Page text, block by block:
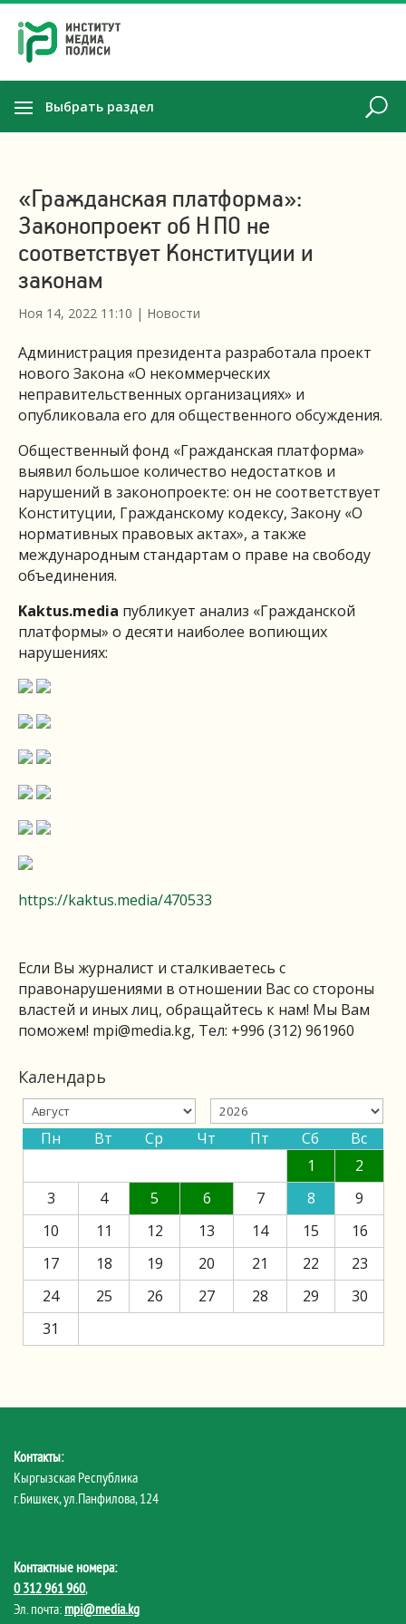
Выбрать раздел
«Гражданская платформа»:
Законопроект об НПО не
соответствует Конституции и
законам
Ноя 14, 2022 11:10 | Новости
Администрация президента разработала проект
нового Закона «О некоммерческих
неправительственных организациях» и
опубликовала его для общественного обсуждения.
Общественный фонд «Гражданская платформа»
выявил большое количество недостатков и
нарушений в законопроекте: он не соответствует
Конституции, Гражданскому кодексу, Закону «О
нормативных правовых актах», а также
международным стандартам о праве на свободу
объединения.
Kaktus.media публикует анализ «Гражданской
платформы» о десяти наиболее вопиющих
нарушениях:
https://kaktus.media/470533
Если Вы журналист и сталкиваетесь с
правонарушениями в отношении Вас со стороны
властей и иных лиц, обращайтесь к нам! Мы Вам
поможем! mpi@media.kg, Тел: +996 (312) 961960
Календарь
Пн Вт Ср Чт Пт Сб
Вс
1
2
3
4 5 6 7 8
9
10
11 12 13 14 15
16
17
18 19 20 21 22
23
24
25 26 27 28 29
30
31
Контакты:
Кыргызская Республика
г.Бишкек, ул.Панфилова, 124
Контактные номера:
0 312 961 960,
Эл. почта: mpi@media.kg